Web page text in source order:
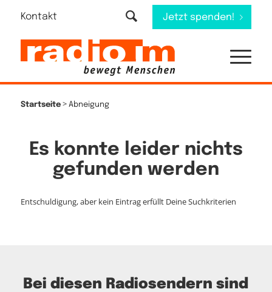
Kontakt Jetzt spenden!
Startseite> Abneigung
Es konnte leider nichts
gefunden werden
Entschuldigung, aber kein Eintrag erfüllt Deine Suchkriterien
Bei diesen Radiosendern sind